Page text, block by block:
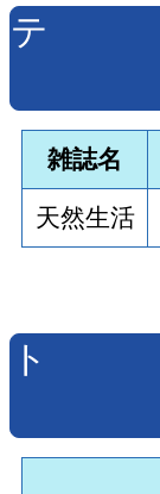
テ
雑誌名
天然生活
ト